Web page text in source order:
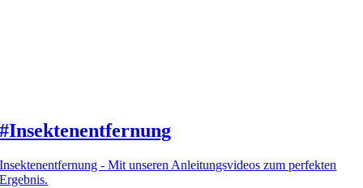
#Insektenentfernung
Insektenentfernung - Mit unseren Anleitungsvideos zum perfekten
Ergebnis.